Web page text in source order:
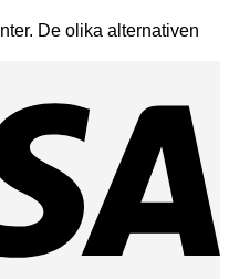
De olika alternativen